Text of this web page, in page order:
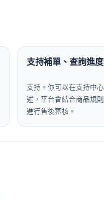
支持補單、查詢進
支持。你可以在支持中
述，平台會結合商品規
進行售後審核。